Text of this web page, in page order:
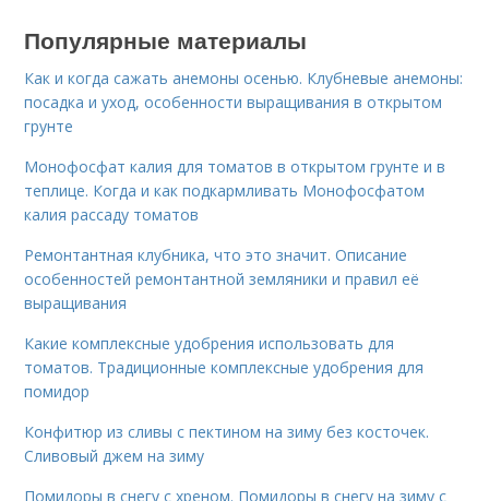
Популярные материалы
Как и когда сажать анемоны осенью. Клубневые анемоны:
посадка и уход, особенности выращивания в открытом
грунте
Монофосфат калия для томатов в открытом грунте и в
теплице. Когда и как подкармливать Монофосфатом
калия рассаду томатов
Ремонтантная клубника, что это значит. Описание
особенностей ремонтантной земляники и правил её
выращивания
Какие комплексные удобрения использовать для
томатов. Традиционные комплексные удобрения для
помидор
Конфитюр из сливы с пектином на зиму без косточек.
Сливовый джем на зиму
Помидоры в снегу с хреном. Помидоры в снегу на зиму с